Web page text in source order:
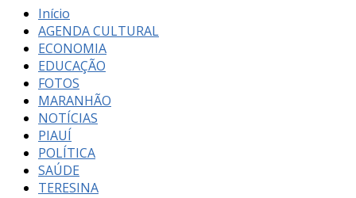
Início
AGENDA CULTURAL
ECONOMIA
EDUCAÇÃO
FOTOS
MARANHÃO
NOTÍCIAS
PIAUÍ
POLÍTICA
SAÚDE
TERESINA